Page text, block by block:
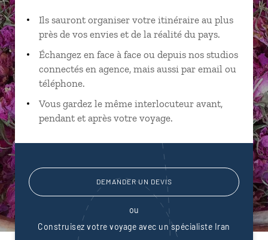
Ils sauront organiser votre itinéraire au plus
près de vos envies et de la réalité du pays.
Échangez en face à face ou depuis nos studios
connectés en agence, mais aussi par email ou
téléphone.
Vous gardez le même interlocuteur avant,
pendant et après votre voyage.
DEMANDER UN DEVIS
ou
Construisez votre voyage avec un spécialiste Iran